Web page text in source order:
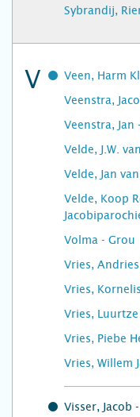
Sybrandij,
V
Veen, Harm
Veenstra,
Veenstra, Jan
Velde, J.W.
Velde, Jan
Velde, Koop
Volma - Grou
Vries,
Vries,
Vries,
Vries, Piebe
Vries, Willem
Visser, Jacob